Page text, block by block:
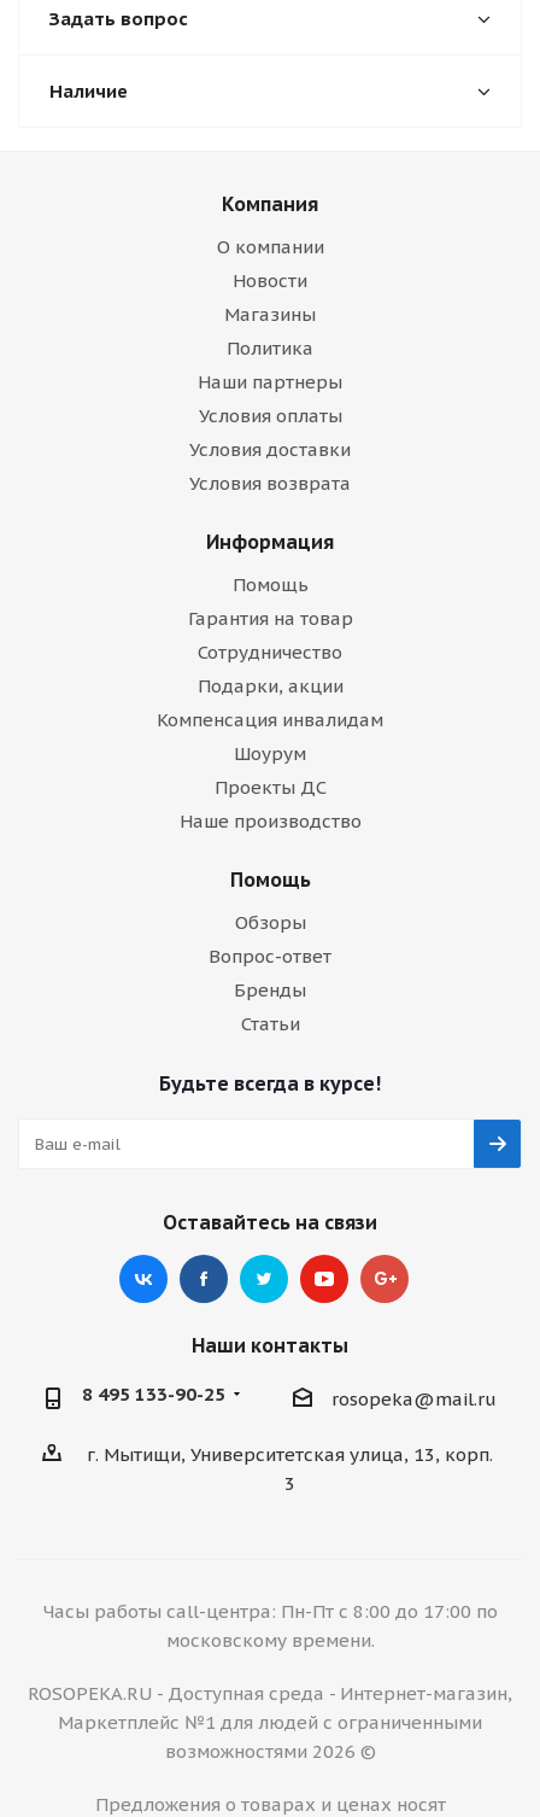
Задать вопрос
Наличие
Компания
О компании
Новости
Магазины
Политика
Наши партнеры
Условия оплаты
Условия доставки
Условия возврата
Информация
Помощь
Гарантия на товар
Сотрудничество
Подарки, акции
Компенсация инвалидам
Шоурум
Проекты ДС
Наше производство
Помощь
Обзоры
Вопрос-ответ
Бренды
Статьи
Будьте всегда в курсе!
Оставайтесь на связи
Наши контакты
8 495 133-90-25 rosopeka@mail.ru
г. Мытищи, Университетская улица, 13, корп.
3
Часы работы call-центра: Пн-Пт с 8:00 до 17:00 по
московскому времени.
ROSOPEKA.RU - Доступная среда - Интернет-магазин,
Маркетплейс №1 для людей с ограниченными
возможностями 2026 ©
Предложения о товарах и ценах носят